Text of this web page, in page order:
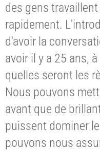
des gens
rapidement.
d'avoir la
avoir il y a 25 ans,
quelles seront les
Nous pouvons
avant que de
puissent dominer
pouvons nous